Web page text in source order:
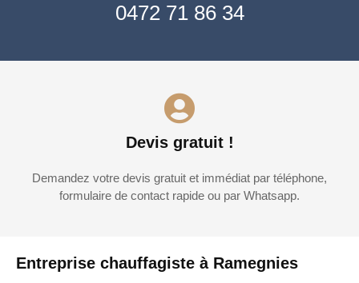
Entreprise chauffagiste à Ramegnies
0472 71 86 34
Devis gratuit !
Demandez votre devis gratuit et immédiat par téléphone,
formulaire de contact rapide ou par Whatsapp.